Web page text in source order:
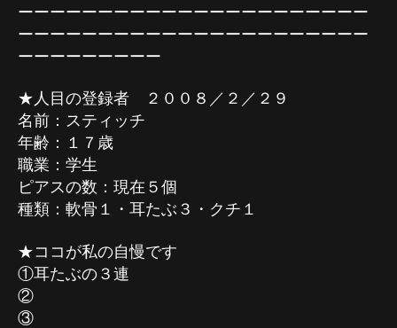
ーーーーーーーーーーーーーーーーーーーーーー
ーーーーーーーーーーーーーーーーーーーーーー
ーーーーーーーーー
★人目の登録者 ２００８／２／２９
名前：スティッチ
年齢：１７歳
職業：学生
ピアスの数：現在５個
種類：軟骨１・耳たぶ３・クチ１
★ココが私の自慢です
①耳たぶの３連
②
③